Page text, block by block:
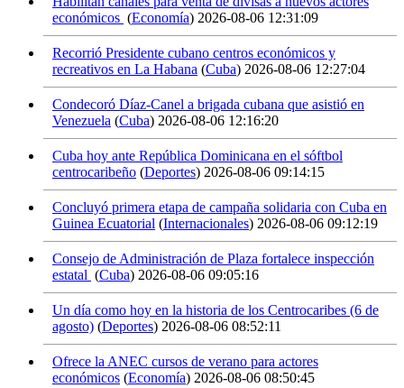
económicos (Economía) 2026-08-06 12:31:09
Recorrió Presidente cubano centros económicos y
recreativos en La Habana (Cuba) 2026-08-06 12:27:04
Condecoró Díaz-Canel a brigada cubana que asistió en
Venezuela (Cuba) 2026-08-06 12:16:20
Cuba hoy ante República Dominicana en el sóftbol
centrocaribeño (Deportes) 2026-08-06 09:14:15
Concluyó primera etapa de campaña solidaria con Cuba en
Guinea Ecuatorial (Internacionales) 2026-08-06 09:12:19
Consejo de Administración de Plaza fortalece inspección
estatal (Cuba) 2026-08-06 09:05:16
Un día como hoy en la historia de los Centrocaribes (6 de
agosto) (Deportes) 2026-08-06 08:52:11
Ofrece la ANEC cursos de verano para actores
económicos (Economía) 2026-08-06 08:50:45